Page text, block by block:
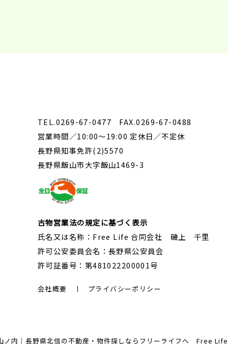
TEL.0269-67-0477 FAX.0269-67-0488
営業時間／10:00～19:00 定休日／不定休
長野県知事免許(2)5570
長野県飯山市大字飯山1469-3
古物営業法の規定に基づく表示
氏名又は名称：Free Life 合同会社 磯上 千里
許可公安委員会名：長野県公安員会
許可証番号：第481022200001号
会社概要 プライバシーポリシー
ノ内｜長野県北信の不動産・物件探しならフリーライフへ Free